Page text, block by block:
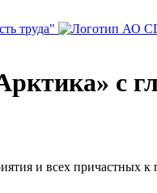
с
и всех причастных